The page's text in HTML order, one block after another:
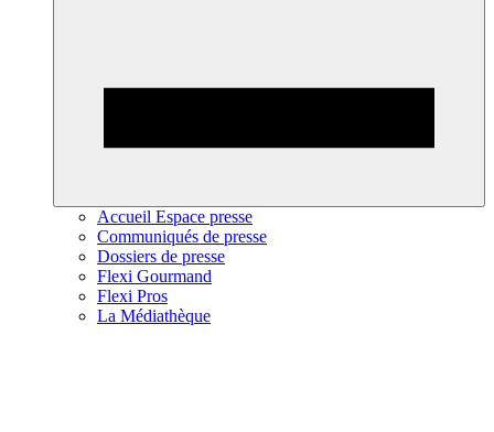
Accueil Espace presse
Communiqués de presse
Dossiers de presse
Flexi Gourmand
Flexi Pros
La Médiathèque